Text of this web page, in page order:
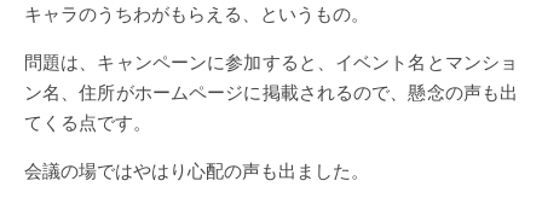
キャラのうちわがもらえる、というもの。
問題は、キャンペーンに参加すると、イベント名とマンショ
ン名、住所がホームページに掲載されるので、懸念の声も出
てくる点です。
会議の場ではやはり心配の声も出ました。